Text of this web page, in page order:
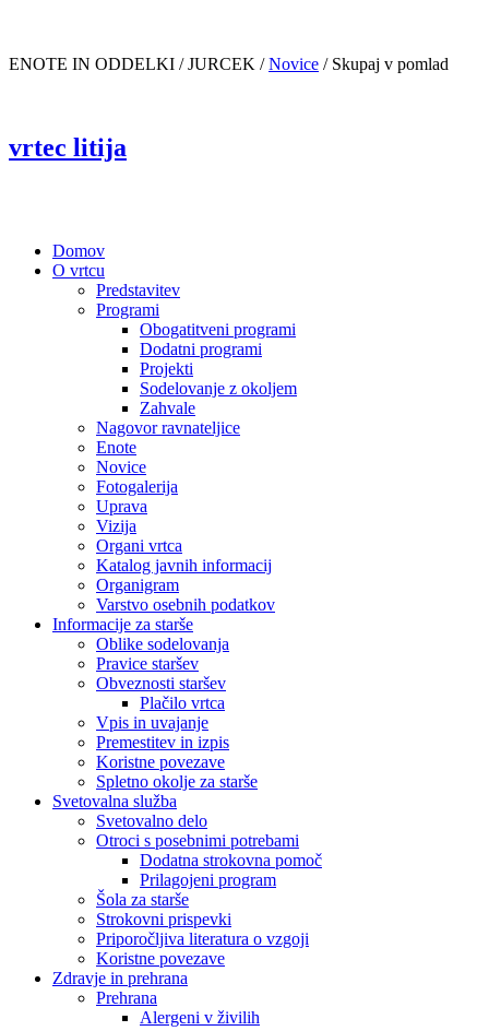
ENOTE IN ODDELKI / JURCEK /Novice / Skupaj v pomlad
vrtec litija
Domov
O vrtcu
Predstavitev
Programi
Obogatitveni programi
Dodatni programi
Projekti
Sodelovanje z okoljem
Zahvale
Nagovor ravnateljice
Enote
Novice
Fotogalerija
Uprava
Vizija
Organi vrtca
Katalog javnih informacij
Organigram
Varstvo osebnih podatkov
Informacije za starše
Oblike sodelovanja
Pravice staršev
Obveznosti staršev
Plačilo vrtca
Vpis in uvajanje
Premestitev in izpis
Koristne povezave
Spletno okolje za starše
Svetovalna služba
Svetovalno delo
Otroci s posebnimi potrebami
Dodatna strokovna pomoč
Prilagojeni program
Šola za starše
Strokovni prispevki
Priporočljiva literatura o vzgoji
Koristne povezave
Zdravje in prehrana
Prehrana
Alergeni v živilih